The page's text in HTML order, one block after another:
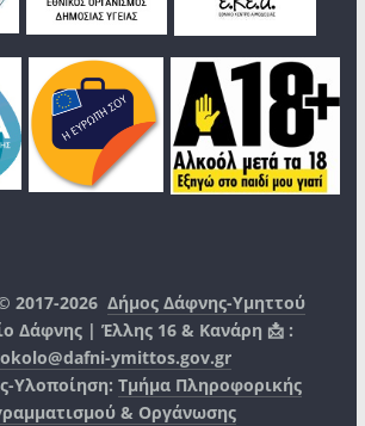
2017-2026Δήμος Δάφνης-Υμηττού
Δάφνης | Έλλης 16 & Κανάρη 📩 :
ymittos.gov.gr
Υλοποίηση: Τμήμα Πληροφορικής
& Οργάνωσης